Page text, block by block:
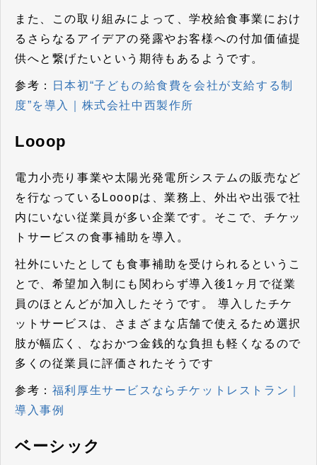
また、この取り組みによって、学校給食事業におけ
るさらなるアイデアの発露やお客様への付加価値提
供へと繋げたいという期待もあるようです。
参考：
日本初“子どもの給食費を会社が支給する制
度”を導入｜株式会社中西製作所
Looop
電力小売り事業や太陽光発電所システムの販売など
を行なっているLooopは、業務上、外出や出張で社
内にいない従業員が多い企業です。そこで、チケッ
トサービスの食事補助を導入。
社外にいたとしても食事補助を受けられるというこ
とで、 希望加入制にも関わらず導入後1ヶ月で従業
員のほとんどが加入したそうです 。 導入したチケ
ットサービスは、さまざまな店舗で使えるため選択
肢が幅広く、なおかつ金銭的な負担も軽くなるので
多くの従業員に評価されたそうです
参考： 福利厚生サービスならチケットレストラン｜
導入事例
ベーシック